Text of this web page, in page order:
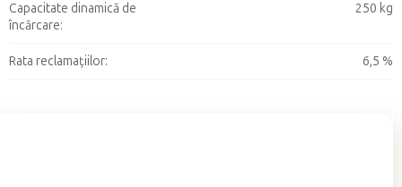
Capacitate dinamică de
încărcare:
250 kg
Rata reclamațiilor: 6,5 %